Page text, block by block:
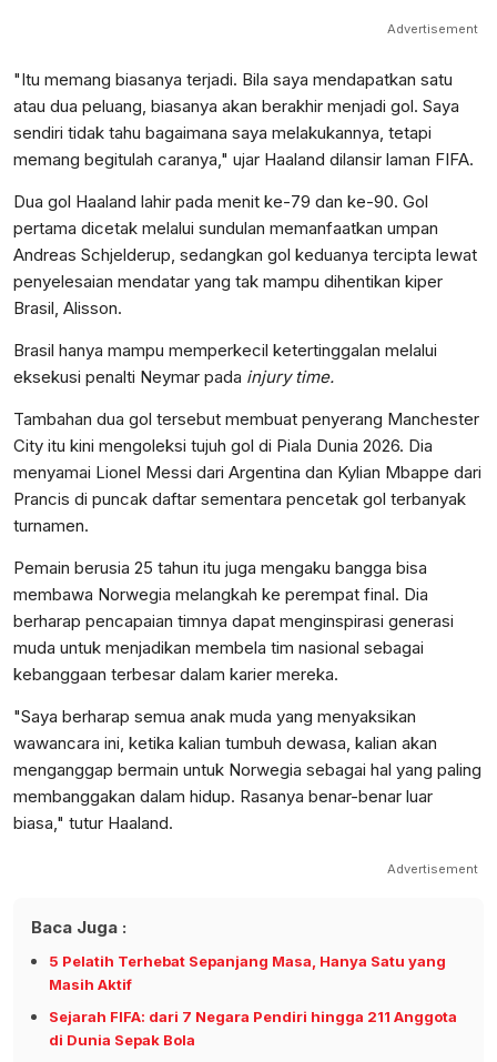
Advertisement
"Itu memang biasanya terjadi. Bila saya mendapatkan satu
atau dua peluang, biasanya akan berakhir menjadi gol. Saya
sendiri tidak tahu bagaimana saya melakukannya, tetapi
memang begitulah caranya," ujar Haaland dilansir laman FIFA.
Dua gol Haaland lahir pada menit ke-79 dan ke-90. Gol
pertama dicetak melalui sundulan memanfaatkan umpan
Andreas Schjelderup, sedangkan gol keduanya tercipta lewat
penyelesaian mendatar yang tak mampu dihentikan kiper
Brasil, Alisson.
Brasil hanya mampu memperkecil ketertinggalan melalui
eksekusi penalti Neymar pada injury time.
Tambahan dua gol tersebut membuat penyerang Manchester
City itu kini mengoleksi tujuh gol di Piala Dunia 2026. Dia
menyamai Lionel Messi dari Argentina dan Kylian Mbappe dari
Prancis di puncak daftar sementara pencetak gol terbanyak
turnamen.
Pemain berusia 25 tahun itu juga mengaku bangga bisa
membawa Norwegia melangkah ke perempat final. Dia
berharap pencapaian timnya dapat menginspirasi generasi
muda untuk menjadikan membela tim nasional sebagai
kebanggaan terbesar dalam karier mereka.
"Saya berharap semua anak muda yang menyaksikan
wawancara ini, ketika kalian tumbuh dewasa, kalian akan
menganggap bermain untuk Norwegia sebagai hal yang paling
membanggakan dalam hidup. Rasanya benar-benar luar
biasa," tutur Haaland.
Advertisement
Baca Juga :
5 Pelatih Terhebat Sepanjang Masa, Hanya Satu yang
Masih Aktif
Sejarah FIFA: dari 7 Negara Pendiri hingga 211 Anggota
di Dunia Sepak Bola